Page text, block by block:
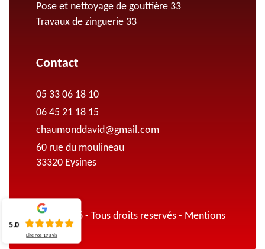
Pose et nettoyage de gouttière 33
Travaux de zinguerie 33
Contact
05 33 06 18 10
06 45 21 18 15
chaumonddavid@gmail.com
60 rue du moulineau
33320 Eysines
© 2022 - 2026 - Tous droits reservés - Mentions
légales
5.0
Lire nos 19 avis